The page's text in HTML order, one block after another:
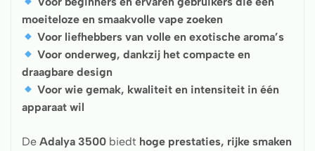
moeiteloze en smaakvolle vape zoeken
Voor liefhebbers van volle en exotische aroma’s
Voor onderweg, dankzij het compacte en
draagbare design
Voor wie gemak, kwaliteit en intensiteit in één
apparaat wil
De Adalya 3500 biedt hoge prestaties, rijke smaken